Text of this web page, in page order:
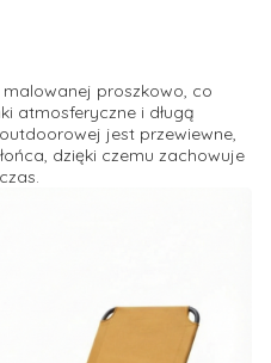
malowanej proszkowo, co
atmosferyczne i długą
jest przewiewne,
dzięki czemu zachowuje